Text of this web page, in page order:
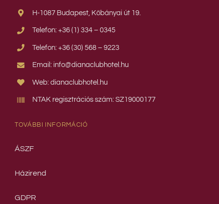
H-1087 Budapest, Kőbányai út 19.
Telefon: +36 (1) 334 – 0345
Telefon: +36 (30) 568 – 9223
Email: info@dianaclubhotel.hu
Web: dianaclubhotel.hu
NTAK regisztrációs szám: SZ19000177
TOVÁBBI INFORMÁCIÓ
ÁSZF
Házirend
GDPR